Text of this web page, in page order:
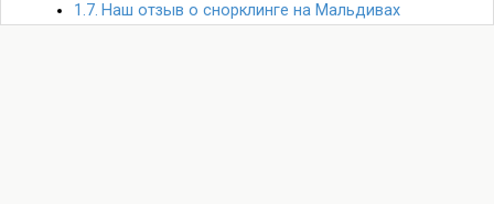
Наш отзыв о снорклинге на Мальдивах